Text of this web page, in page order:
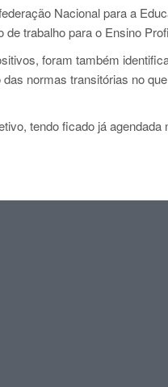
Nacional para a
trabalho para o Ensino
foram também
normas transitórias no
tendo ficado já